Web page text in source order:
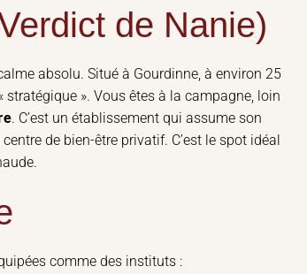
de Nanie)
absolu. Situé à Gourdinne, à environ 25
stratégique ». Vous êtes à la campagne, loin
. C’est un établissement qui assume son
de bien-être privatif. C’est le spot idéal
comme des instituts :